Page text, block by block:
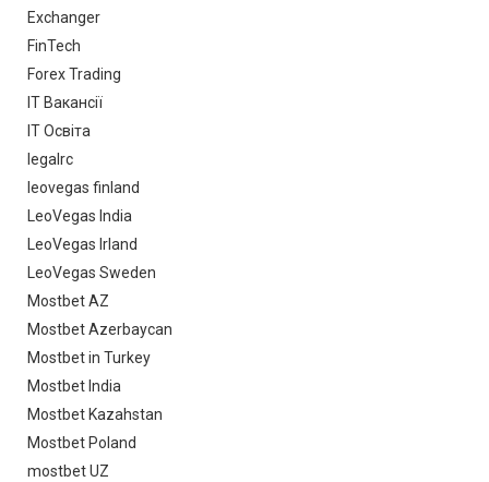
Exchanger
FinTech
Forex Trading
IT Вакансії
IT Освіта
legalrc
leovegas finland
LeoVegas India
LeoVegas Irland
LeoVegas Sweden
Mostbet AZ
Mostbet Azerbaycan
Mostbet in Turkey
Mostbet India
Mostbet Kazahstan
Mostbet Poland
mostbet UZ